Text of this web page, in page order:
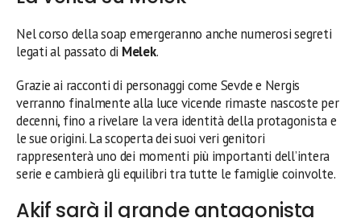
Nel corso della soap emergeranno anche numerosi segreti
legati al passato di Melek.
Grazie ai racconti di personaggi come Sevde e Nergis
verranno finalmente alla luce vicende rimaste nascoste per
decenni, fino a rivelare la vera identità della protagonista e
le sue origini. La scoperta dei suoi veri genitori
rappresenterà uno dei momenti più importanti dell’intera
serie e cambierà gli equilibri tra tutte le famiglie coinvolte.
Akif sarà il grande antagonista